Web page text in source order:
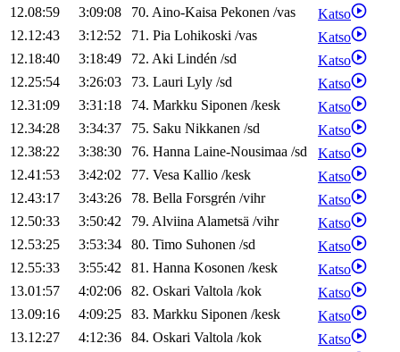
12.08:59
3:09:08 70. Aino-Kaisa Pekonen /vas
Katso
12.12:43
3:12:52 71. Pia Lohikoski /vas
Katso
12.18:40
3:18:49 72. Aki Lindén /sd
Katso
12.25:54
3:26:03 73. Lauri Lyly /sd
Katso
12.31:09
3:31:18 74. Markku Siponen /kesk
Katso
12.34:28
3:34:37 75. Saku Nikkanen /sd
Katso
12.38:22
3:38:30 76. Hanna Laine-Nousimaa /sd
Katso
12.41:53
3:42:02 77. Vesa Kallio /kesk
Katso
12.43:17
3:43:26 78. Bella Forsgrén /vihr
Katso
12.50:33
3:50:42 79. AlviinaAlametsä /vihr
Katso
12.53:25
3:53:34 80. Timo Suhonen /sd
Katso
12.55:33
3:55:42 81. Hanna Kosonen /kesk
Katso
13.01:57
4:02:06 82. Oskari Valtola /kok
Katso
13.09:16
4:09:25 83. Markku Siponen /kesk
Katso
13.12:27
4:12:36 84. Oskari Valtola /kok
Katso